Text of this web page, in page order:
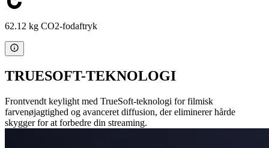
62.12 kg CO2-fodaftryk
TRUESOFT-TEKNOLOGI
Frontvendt keylight med TrueSoft-teknologi for filmisk
farvenøjagtighed og avanceret diffusion, der eliminerer hårde
skygger for at forbedre din streaming.